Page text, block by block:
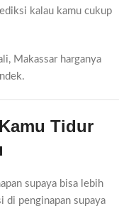
kalau kamu cukup
Makassar harganya
Tidur
supaya bisa lebih
di penginapan supaya